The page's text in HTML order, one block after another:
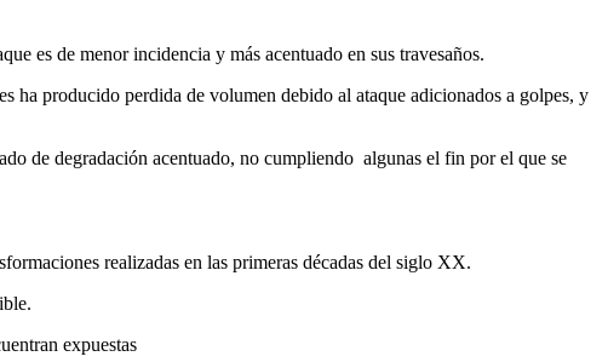
es de menor incidencia y más acentuado en sus travesaños.
ha producido perdida de volumen debido al ataque adicionados a golpes, y
de degradación acentuado, no cumpliendo algunas el fin por el que se
realizadas en las primeras décadas del siglo XX.
expuestas